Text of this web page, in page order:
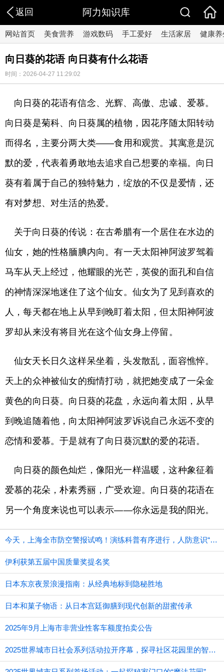
返回 阿力知识库
网站首页 美食营养 游戏数码 手工爱好 生活家居 健康养
向日葵的花语 向日葵有什么花语
时间：2026-04-27 11:29:02
向日葵的花语有信念、光辉、高傲、忠诚、爱慕。
向日葵是菊科、向日葵属的植物，因花序随太阳转动
而得名，主要分两大类——食用和观赏。其寓意是沉
默的爱，代表着勇敢地去追求自己想要的幸福。向日
葵有着属于自己的独特魅力，绽放的不仅是爱情，还
有对梦想、对生活的热爱。
关于向日葵的传说：在古希腊有一个居住在水边的
仙女，她的性格腼腆内向。有一天太阳神阿波罗驾着
马车从天上经过，他耀眼的光芒，英俊的面孔和自信
的神情深深地迷住了这个仙女。仙女为了见到喜欢的
人，每天都在地上从早到晚盯着太阳，但太阳神阿波
罗却从来没有将目光在这个仙女身上停留。
仙女天长日久这样呆坐着，头发散乱，面容憔悴。
天上的众神被仙女的痴情打动，就把她变成了一朵金
黄色的向日葵。向日葵的花盘，永远向着太阳，从早
到晚追随着他，向太阳神阿波罗诉说自己永远不变的
恋情和爱慕。于是就有了向日葵沉默的爱的花语。
向日葵的颜色灿烂，像阳光一样温暖，这种象征着
爱慕的花朵，朴素秀丽，广受欢迎。向日葵的花语在
另一个角度来说也可以表示——你永远是我的阳光。
今天，上海全市防空警报试鸣！演练科普有序进行，人防意识“声入人心”
伊利获第五届中国质量奖提名奖
日本东京夜景浪漫指南：从经典地标到隐秘胜地
日本和菓子物语：从日本宫廷御膳到现代创新的甜蜜传承
2025年9月上海市非营业性客车额度拍卖公告
2025世界城市日社会系列活动拉开序幕，探寻社区花园里的智慧应用